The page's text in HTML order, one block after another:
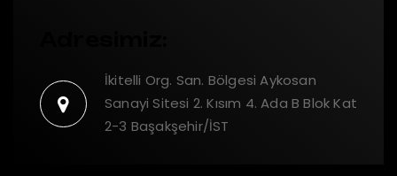
İkitelli Org. San. Bölgesi Aykosan
Sanayi Sitesi 2. Kısım 4. Ada B Blok Kat
2-3 Başakşehir/İST